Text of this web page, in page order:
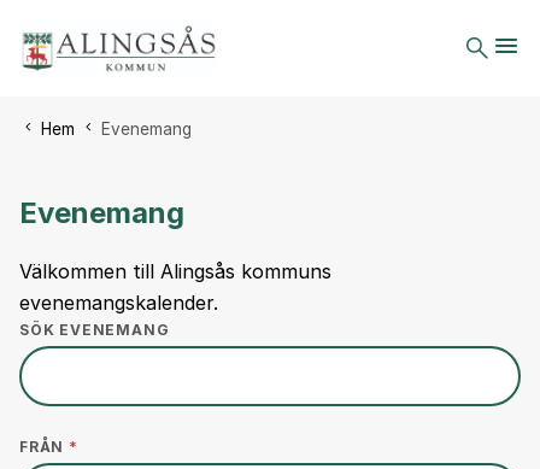
Du är här:
Hem Evenemang
Evenemang
Välkommen till Alingsås kommuns
evenemangskalender.
SÖK EVENEMANG
FRÅN *